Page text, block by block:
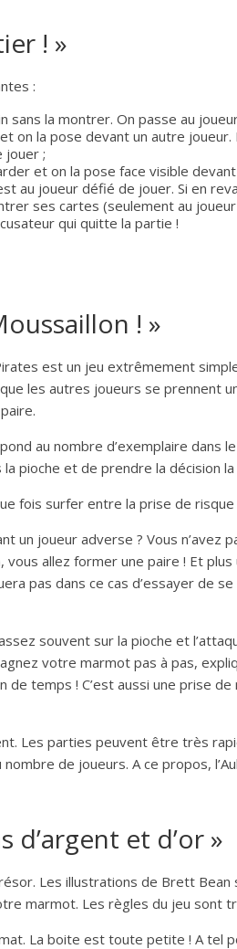
! »
:
sans la montrer. On passe au
on la pose devant un autre
jouer ;
et on la pose face visible
au joueur défié de jouer. Si en
ses cartes (seulement au joueur
qui quitte la partie !
! »
est un jeu extrêmement
les autres joueurs se
au nombre d’exemplaire
pioche et de prendre la décision
fois surfer entre la prise de
un joueur adverse ? Vous
vous allez former une paire ! Et
pas dans ce cas d’essayer de
souvent sur la pioche et
votre marmot pas à pas,
de temps ! C’est aussi une prise
Les parties peuvent être très
de joueurs. A ce propos,
d’argent et d’or »
Les illustrations de Brett
marmot. Les règles du jeu sont
La boite est toute petite ! A tel